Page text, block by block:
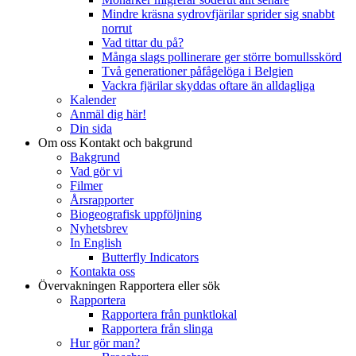
Mindre kräsna sydrovfjärilar sprider sig snabbt
norrut
Vad tittar du på?
Många slags pollinerare ger större bomullsskörd
Två generationer påfågelöga i Belgien
Vackra fjärilar skyddas oftare än alldagliga
Kalender
Anmäl dig här!
Din sida
Om oss Kontakt och bakgrund
Bakgrund
Vad gör vi
Filmer
Årsrapporter
Biogeografisk uppföljning
Nyhetsbrev
In English
Butterfly Indicators
Kontakta oss
Övervakningen Rapportera eller sök
Rapportera
Rapportera från punktlokal
Rapportera från slinga
Hur gör man?